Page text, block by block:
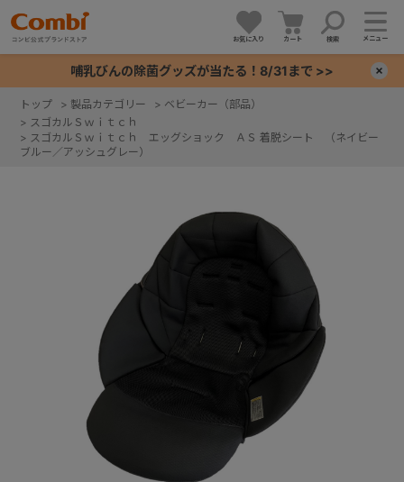
お気に入り カート 検索 メニュー
哺乳びんの除菌グッズが当たる！8/31まで >>
トップ > 製品カテゴリー > ベビーカー（部品）
> スゴカルＳｗｉｔｃｈ
> スゴカルＳｗｉｔｃｈ エッグショック ＡＳ 着脱シート （ネイビー
ブルー／アッシュグレー）